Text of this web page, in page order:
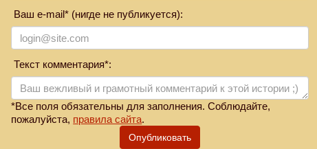
Ваш e-mail* (нигде не публикуется):
Текст комментария*:
*Все поля обязательны для заполнения. Соблюдайте,
пожалуйста, правила сайта.
Опубликовать